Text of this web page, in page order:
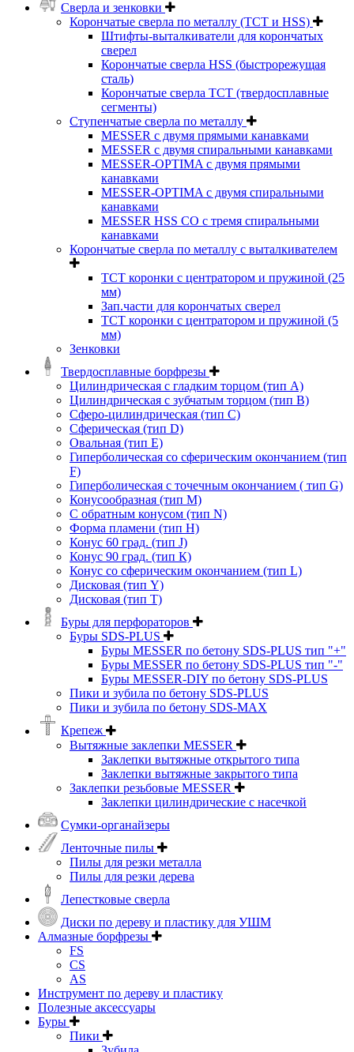
Сверла и зенковки
Корончатые сверла по металлу (TCT и HSS)
Штифты-выталкиватели для корончатых
сверел
Корончатые сверла HSS (быстрорежущая
сталь)
Корончатые сверла TCT (твердосплавные
сегменты)
Ступенчатые сверла по металлу
MESSER с двумя прямыми канавками
MESSER с двумя спиральными канавками
MESSER-OPTIMA с двумя прямыми
канавками
MESSER-OPTIMA с двумя спиральными
канавками
MESSER HSS CО с тремя спиральными
канавками
Корончатые сверла по металлу c выталкивателем
ТСТ коронки с центратором и пружиной (25
мм)
Зап.части для корончатых сверел
ТСТ коронки с центратором и пружиной (5
мм)
Зенковки
Твердосплавные борфрезы
Цилиндрическая с гладким торцом (тип А)
Цилиндрическая с зубчатым торцом (тип В)
Сферо-цилиндрическая (тип С)
Сферическая (тип D)
Овальная (тип Е)
Гиперболическая со сферическим окончанием (тип
F)
Гиперболическая с точечным окончанием ( тип G)
Конусообразная (тип М)
C обратным конусом (тип N)
Форма пламени (тип H)
Конус 60 град. (тип J)
Конус 90 град. (тип К)
Конус со сферическим окончанием (тип L)
Дисковая (тип Y)
Дисковая (тип Т)
Буры для перфораторов
Буры SDS-PLUS
Буры MESSER по бетону SDS-PLUS тип "+"
Буры MESSER по бетону SDS-PLUS тип "-"
Буры MESSER-DIY по бетону SDS-PLUS
Пики и зубила по бетону SDS-PLUS
Пики и зубила по бетону SDS-MAX
Крепеж
Вытяжные заклепки MESSER
Заклепки вытяжные открытого типа
Заклепки вытяжные закрытого типа
Заклепки резьбовые MESSER
Заклепки цилиндрические с насечкой
Сумки-органайзеры
Ленточные пилы
Пилы для резки металла
Пилы для резки дерева
Лепестковые сверла
Диски по дереву и пластику для УШМ
Алмазные борфрезы
FS
CS
AS
Инструмент по дереву и пластику
Полезные аксессуары
Буры
Пики